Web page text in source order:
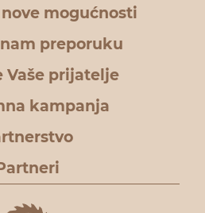
mogućnosti
preporuku
Vaše prijatelje
kampanja